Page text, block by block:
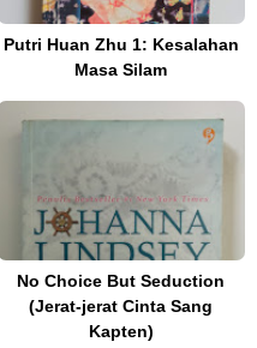
Putri Huan Zhu 1: Kesalahan
Masa Silam
No Choice But Seduction
(Jerat-jerat Cinta Sang
Kapten)